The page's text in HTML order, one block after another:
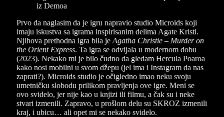
Prvo da naglasim da je igru napravio studio Microids koji
imaju iskustva sa igrama inspirisanim delima Agate Kristi.
Njihova prethodna igra bila je Agatha Christie – Murder on
the Orient Express. Ta igra se odvijala u modernom dobu
(2023). Nekako mi je bilo čudno da gledam Hercula Poaroa
kako nosi mobilni u svom džepu (jel ima i Instagram da nas
zaprati?). Microids studio je očigledno imao neku svoju
umetničku slobodu prilikom pravljenja ove igre. Meni se
ovo svidelo, jer nije kao u knjizi ili filmu, a čak su i neke
stvari izmenili. Zapravo, u prošlom delu su SKROZ izmenili
kraj, i ubicu… ali opet mi se nekako svidelo.